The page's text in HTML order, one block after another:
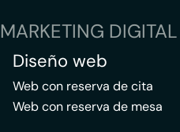
MARKETING DIGITAL
Diseño web
Web con reserva de cita
Web con reserva de mesa